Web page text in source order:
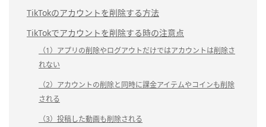
TikTokのアカウントを削除する方法
TikTokでアカウントを削除する時の注意点
（1）アプリの削除やログアウトだけではアカウントは削除さ
れない
（2）アカウントの削除と同時に課金アイテムやコインも削除
される
（3）投稿した動画も削除される